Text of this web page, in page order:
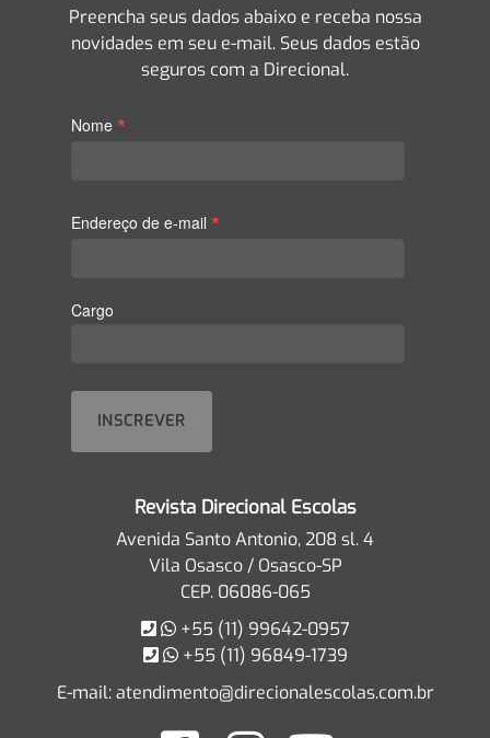
Preencha seus dados abaixo e receba nossa
novidades em seu e-mail. Seus dados estão
seguros com a Direcional.
Nome *
Endereço de e-mail *
Cargo
Revista Direcional Escolas
Avenida Santo Antonio, 208 sl. 4
Vila Osasco / Osasco-SP
CEP. 06086-065
+55 (11) 99642-0957
+55 (11) 96849-1739
E-mail:atendimento@direcionalescolas.com.br